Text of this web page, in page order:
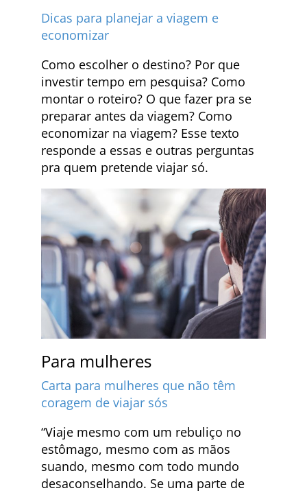
Dicas para planejar a viagem e
economizar
Como escolher o destino? Por que
investir tempo em pesquisa? Como
montar o roteiro? O que fazer pra se
preparar antes da viagem? Como
economizar na viagem? Esse texto
responde a essas e outras perguntas
pra quem pretende viajar só.
Para mulheres
Carta para mulheres que não têm
coragem de viajar sós
“Viaje mesmo com um rebuliço no
estômago, mesmo com as mãos
suando, mesmo com todo mundo
desaconselhando. Se uma parte de